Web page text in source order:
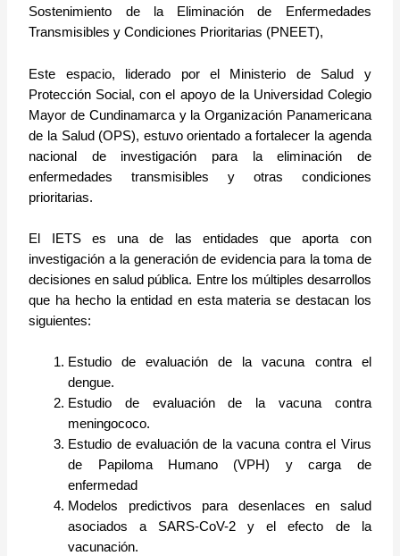
Sostenimiento de la Eliminación de Enfermedades
Transmisibles y Condiciones Prioritarias (PNEET),
Este espacio, liderado por el Ministerio de Salud y
Protección Social, con el apoyo de la Universidad Colegio
Mayor de Cundinamarca y la Organización Panamericana
de la Salud (OPS), estuvo orientado a fortalecer la agenda
nacional de investigación para la eliminación de
enfermedades transmisibles y otras condiciones
prioritarias.
El IETS es una de las entidades que aporta con
investigación a la generación de evidencia para la toma de
decisiones en salud pública. Entre los múltiples desarrollos
que ha hecho la entidad en esta materia se destacan los
siguientes:
Estudio de evaluación de la vacuna contra el
dengue.
Estudio de evaluación de la vacuna contra
meningococo.
Estudio de evaluación de la vacuna contra el Virus
de Papiloma Humano (VPH) y carga de
enfermedad
Modelos predictivos para desenlaces en salud
asociados a SARS-CoV-2 y el efecto de la
vacunación.